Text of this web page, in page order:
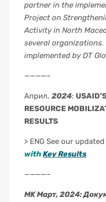
partner in the
Project on
Activity in North
several organizations.
implemented by DT
————–
Април, 2024:
RESOURCE
RESULTS
> ENG See our
with Key Results
————–
MK Март, 2024: